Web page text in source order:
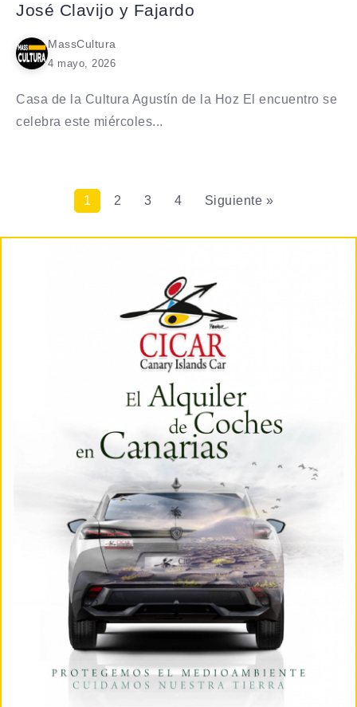
José Clavijo y Fajardo
MassCultura
4 mayo, 2026
Casa de la Cultura Agustín de la Hoz El encuentro se
celebra este miércoles...
1 2 3 4 Siguiente »